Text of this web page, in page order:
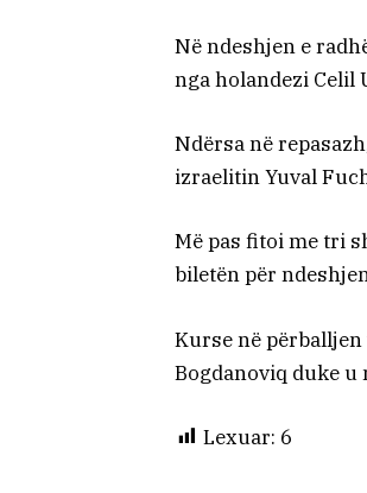
Në ndeshjen e
nga holandezi Celil
Ndërsa në
izraelitin Yuval
Më pas fitoi me tri
biletën për
Kurse në
Bogdanoviq duke
Lexuar: 6